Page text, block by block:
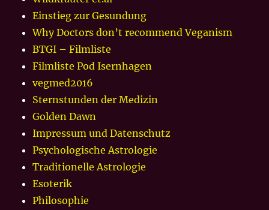
Einstieg zur Gesundung
Why Doctors don’t recommend Veganism
BTGI – Filmliste
Filmliste Pod Isernhagen
vegmed2016
Sternstunden der Medizin
Golden Dawn
Impressum und Datenschutz
Psychologische Astrologie
Traditionelle Astrologie
Esoterik
Philosophie